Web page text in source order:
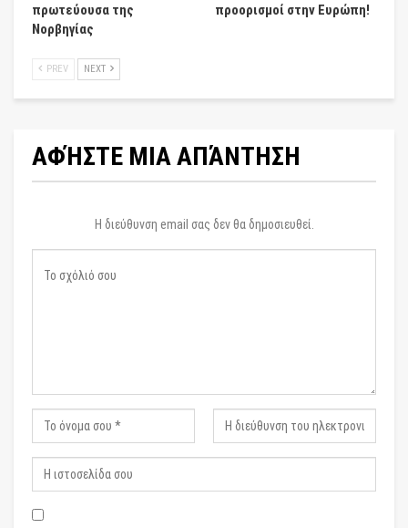
πρωτεύουσα της
Νορβηγίας
προορισμοί στην Ευρώπη!
PREV NEXT
ΑΦΉΣΤΕ ΜΙΑ ΑΠΆΝΤΗΣΗ
Η διεύθυνση email σας δεν θα δημοσιευθεί.